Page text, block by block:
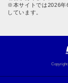
※本サイトでは2026年
しています。